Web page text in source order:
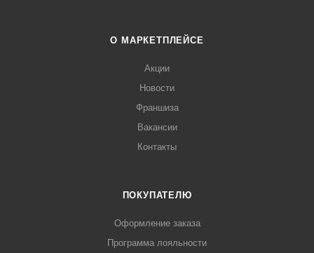
О МАРКЕТПЛЕЙСЕ
Акции
Новости
Франшиза
Вакансии
Контакты
ПОКУПАТЕЛЮ
Оформление заказа
Программа лояльности